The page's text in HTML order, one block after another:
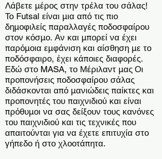
Λάβετε μέρος στην τρέλα του σάλας!
Το Futsal είναι μια από τις πιο
δημοφιλείς παραλλαγές ποδοσφαίρου
στον κόσμο. Αν και μπορεί να έχει
παρόμοια εμφάνιση και αίσθηση με το
ποδόσφαιρο, έχει κάποιες διαφορές.
Εδώ στο MASA, το Μέριλαντ μας Οι
προπονήσεις ποδοσφαίρου σάλας
διδάσκονται από μανιώδεις παίκτες και
προπονητές του παιχνιδιού και είναι
πρόθυμοι να σας δείξουν τους κανόνες
του παιχνιδιού και τις τεχνικές που
απαιτούνται για να έχετε επιτυχία στο
γήπεδο ή στο χλοοτάπητα.